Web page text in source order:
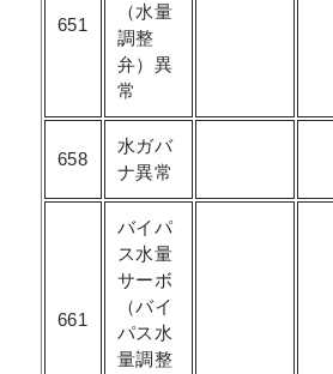
651
（水量
調整
弁）異
常
658
水ガバ
ナ異常
661
バイパ
ス水量
サーボ
（バイ
パス水
量調整